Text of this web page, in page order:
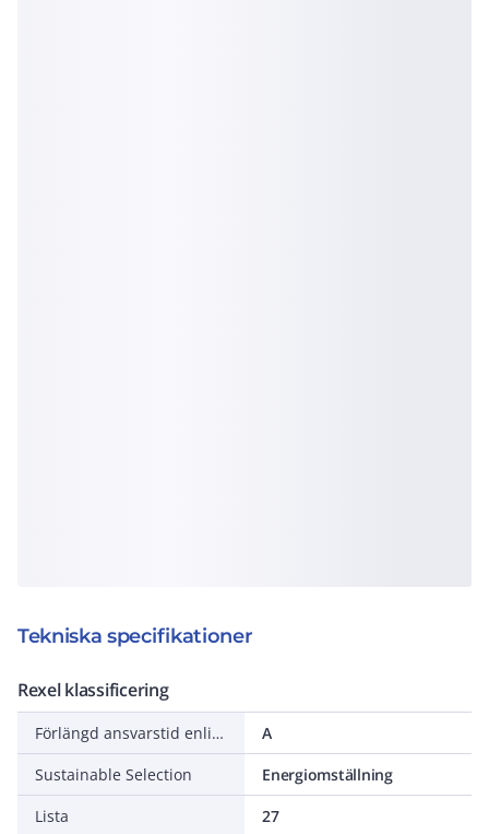
Tekniska specifikationer
Rexel klassificering
Förlängd ansvarstid enligt ALEM-09
A
Sustainable Selection
Energiomställning
Lista
27